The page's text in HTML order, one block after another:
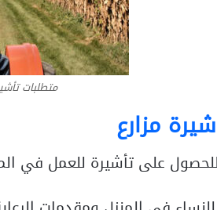
متطلبات
مزارع
على تأشيرة للعمل في